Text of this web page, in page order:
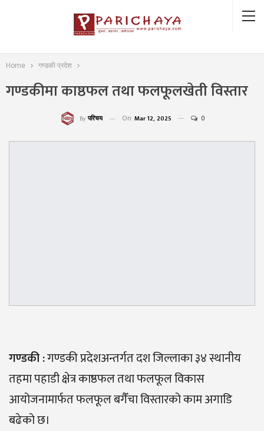
Home गण्डकी प्रदेश
गण्डकीमा काष्ठफल तथा फलफूलखेती विस्तार
By परिचय On Mar 12, 2025 0
गण्डकी :गण्डकी प्रदेशअन्तर्गत दश जिल्लाका ३४ स्थानीय
तहमा पहाडी क्षेत्र काष्ठफल तथा फलफूल विकास
आयोजनामार्फत फलफूल बगैँचा विस्तारको काम अगाडि
बढेको छ।